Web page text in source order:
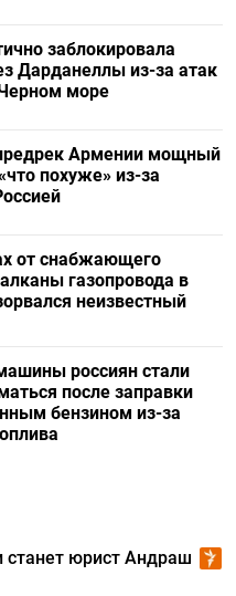
заблокировала
Дарданеллы из-за атак
море
Армении мощный
похуже» из-за
от снабжающего
газопровода в
неизвестный
россиян стали
после заправки
бензином из-за